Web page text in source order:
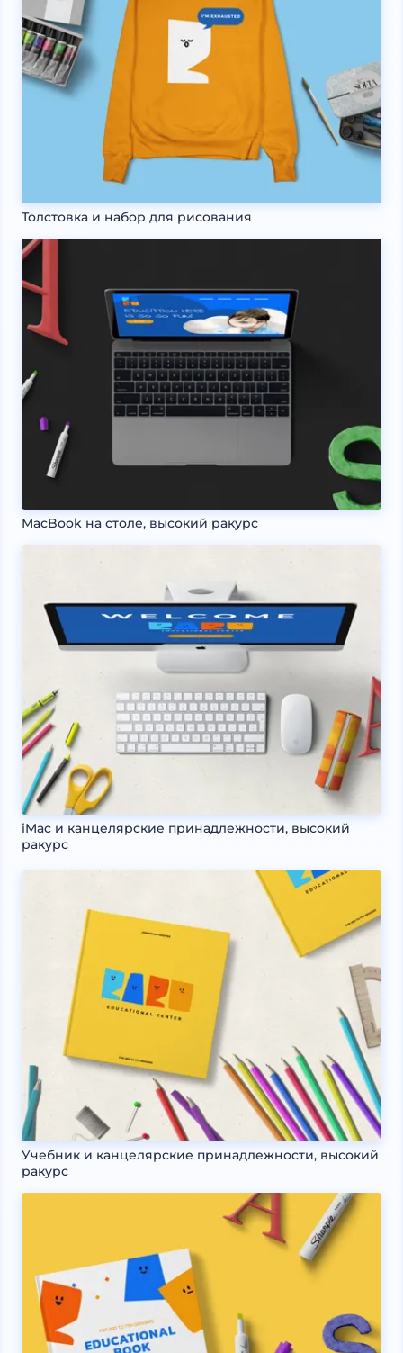
Толстовка и набор для рисования
MacBook на столе, высокий ракурс
iMac и канцелярские принадлежности, высокий
ракурс
Учебник и канцелярские принадлежности, высокий
ракурс